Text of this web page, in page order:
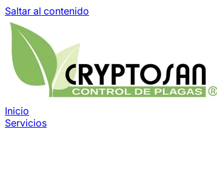
Saltar al contenido
Inicio
Servicios